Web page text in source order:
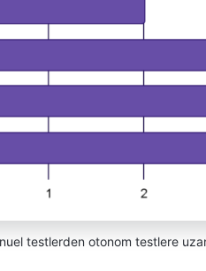
testlerden otonom testlere